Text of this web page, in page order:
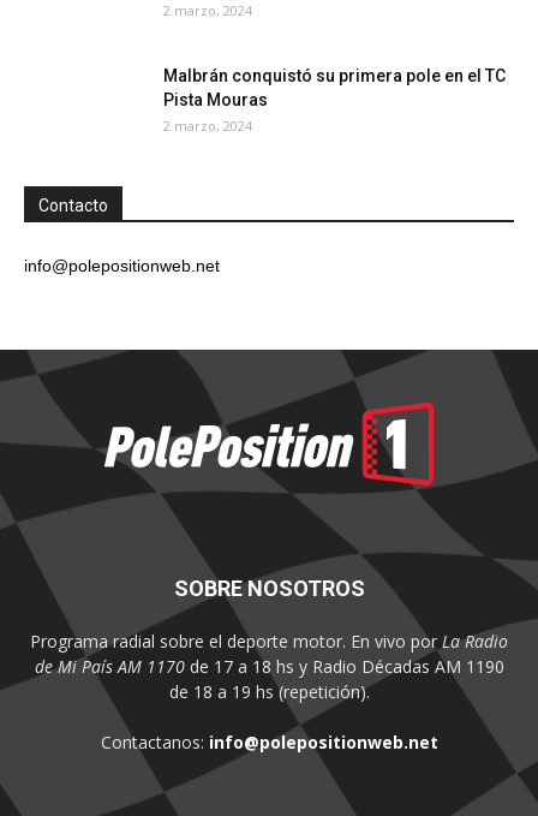
2 marzo, 2024
Malbrán conquistó su primera pole en el TC
Pista Mouras
2 marzo, 2024
Contacto
info@polepositionweb.net
SOBRE NOSOTROS
Programa radial sobre el deporte motor. En vivo por La Radio
de Mi País AM 1170de 17 a 18 hs y Radio Décadas AM 1190
de 18 a 19 hs (repetición).
Contactanos: info@polepositionweb.net